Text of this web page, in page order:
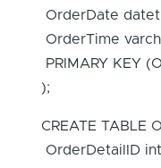
OrderDate
OrderTime
PRIMARY KEY
);
CREATE TABLE
OrderDetailID